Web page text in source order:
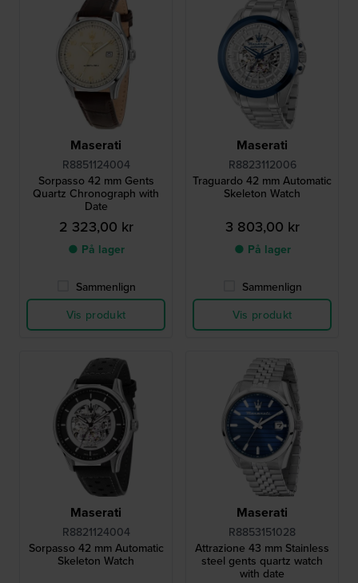
Maserati
R8851124004
Sorpasso 42 mm Gents
Quartz Chronograph with
Date
2 323,00 kr
● På lager
Sammenlign
Vis produkt
Maserati
R8823112006
Traguardo 42 mm Automatic
Skeleton Watch
3 803,00 kr
● På lager
Sammenlign
Vis produkt
Maserati
R8821124004
Sorpasso 42 mm Automatic
Skeleton Watch
Maserati
R8853151028
Attrazione 43 mm Stainless
steel gents quartz watch
with date